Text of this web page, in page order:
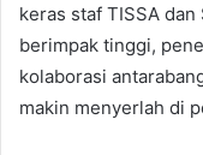
keras staf TISSA
berimpak tinggi,
kolaborasi
makin menyerlah di